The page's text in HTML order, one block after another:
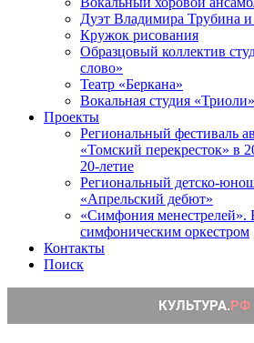
Дуэт Владимира Трубина
Кружок рисования
Образцовый коллектив
слово»
Театр «Беркана»
Вокальная студия «Триоли»
Проекты
Региональный фестиваль
«Томский перекресток» в
20-летие
Региональный детско-
«Апрельский дебют»
«Симфония менестрелей».
симфоническим оркестром
Контакты
Поиск